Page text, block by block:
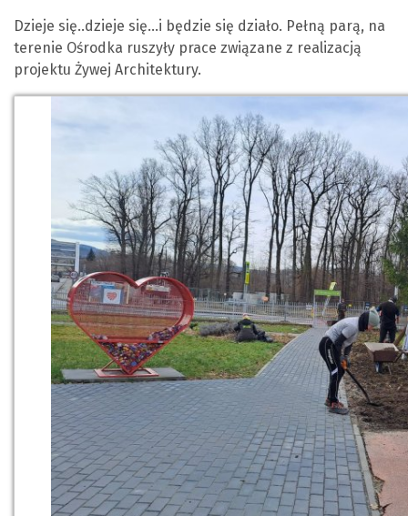
Dzieje się..dzieje się...i będzie się działo. Pełną parą, na
terenie Ośrodka ruszyły prace związane z realizacją
projektu Żywej Architektury.